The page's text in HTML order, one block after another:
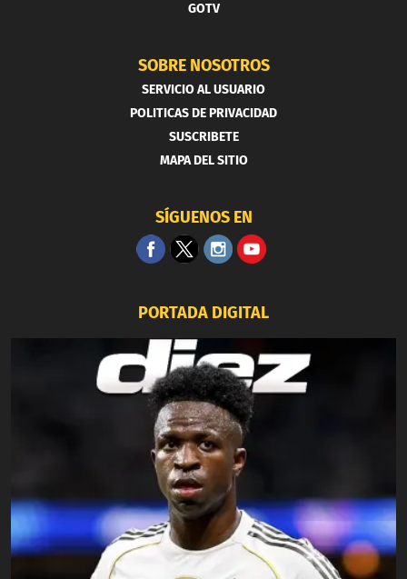
GOTV
SOBRE NOSOTROS
SERVICIO AL USUARIO
POLITICAS DE PRIVACIDAD
SUSCRIBETE
MAPA DEL SITIO
SÍGUENOS EN
PORTADA DIGITAL